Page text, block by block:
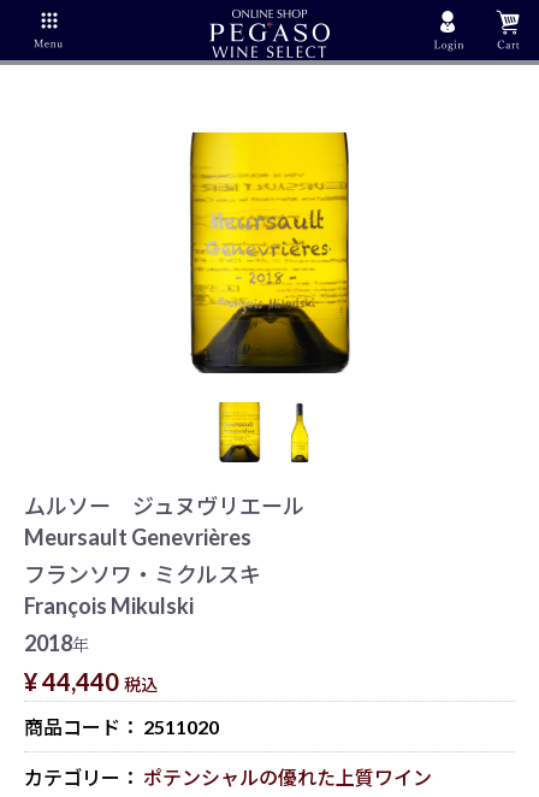
ムルソー ジュヌヴリエール
Meursault Genevrières
フランソワ・ミクルスキ
François Mikulski
2018年
¥ 44,440 税込
商品コード： 2511020
カテゴリー： ポテンシャルの優れた上質ワイン